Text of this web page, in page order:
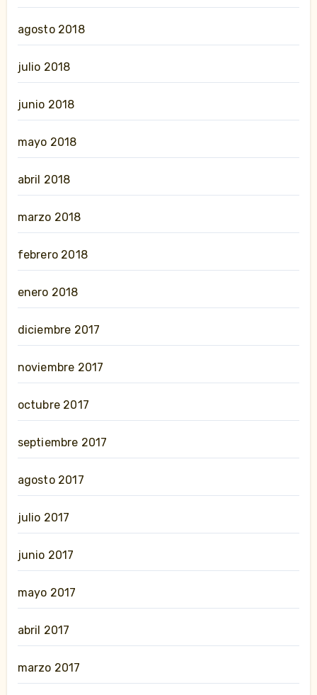
agosto 2018
julio 2018
junio 2018
mayo 2018
abril 2018
marzo 2018
febrero 2018
enero 2018
diciembre 2017
noviembre 2017
octubre 2017
septiembre 2017
agosto 2017
julio 2017
junio 2017
mayo 2017
abril 2017
marzo 2017